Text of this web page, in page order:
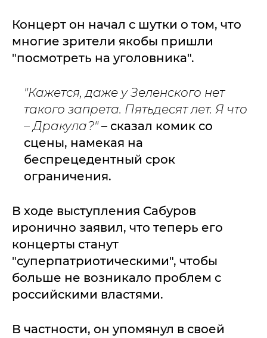
Концерт он начал с шутки о том, что
многие зрители якобы пришли
"посмотреть на уголовника".
"Кажется, даже у Зеленского нет
такого запрета. Пятьдесят лет. Я что
– Дракула?"– сказал комик со
сцены, намекая на
беспрецедентный срок
ограничения.
В ходе выступления Сабуров
иронично заявил, что теперь его
концерты станут
"суперпатриотическими", чтобы
больше не возникало проблем с
российскими властями.
В частности, он упомянул в своей